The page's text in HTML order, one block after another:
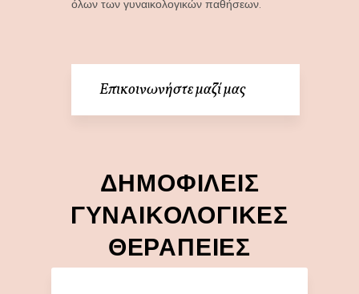
όλων των γυναικολογικών παθήσεων.
Επικοινωνήστε μαζί μας
ΔΗΜΟΦΙΛΕΙΣ
ΓΥΝΑΙΚΟΛΟΓΙΚΕΣ
ΘΕΡΑΠΕΙΕΣ